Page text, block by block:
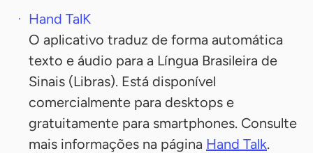
Hand TalK
O aplicativo traduz de forma automática
texto e áudio para a Língua Brasileira de
Sinais (Libras). Está disponível
comercialmente para desktops e
gratuitamente para smartphones. Consulte
mais informações na página Hand Talk.